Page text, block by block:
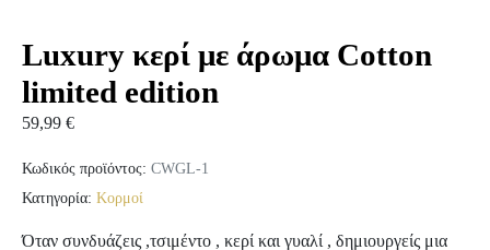
Luxury κερί με άρωμα Cotton
limited edition
59,99 €
Κωδικός προϊόντος: CWGL-1
Κατηγορία: Κορμοί
Όταν συνδυάζεις ,τσιμέντο , κερί και γυαλί , δημιουργείς μια